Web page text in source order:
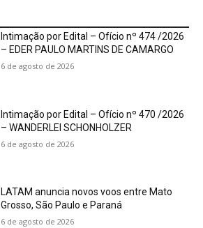
Intimação por Edital – Ofício nº 474 /2026
– EDER PAULO MARTINS DE CAMARGO
6 de agosto de 2026
Intimação por Edital – Ofício nº 470 /2026
– WANDERLEI SCHONHOLZER
6 de agosto de 2026
LATAM anuncia novos voos entre Mato
Grosso, São Paulo e Paraná
6 de agosto de 2026